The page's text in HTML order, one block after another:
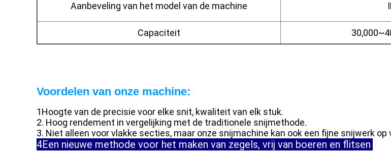
Aanbeveling van het model van de machine
Capaciteit
Voordelen van onze machine:
1Hoogte van de precisie voor elke snit, kwaliteit van elk stuk.
2. Hoog rendement in vergelijking met de traditionele snijmethode.
3. Niet alleen voor vlakke secties, maar onze snijmachine kan ook een fijne snijwerk op
4Een nieuwe methode voor het maken van zegels, vrij van boeren en flitsen;